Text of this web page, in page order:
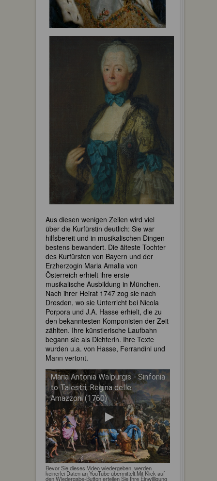
Aus diesen wenigen Zeilen wird viel
über die Kurfürstin deutlich: Sie war
hilfsbereit und in musikalischen Dingen
bestens bewandert. Die älteste Tochter
des Kurfürsten von Bayern und der
Erzherzogin Maria Amalia von
Österreich erhielt ihre erste
musikalische Ausbildung in München.
Nach ihrer Heirat 1747 zog sie nach
Dresden, wo sie Unterricht bei Nicola
Porpora und J.A. Hasse erhielt, die zu
den bekanntesten Komponisten der Zeit
zählten. Ihre künstlerische Laufbahn
begann sie als Dichterin. Ihre Texte
wurden u.a. von Hasse, Ferrandini und
Mann vertont.
Maria Antonia Walpurgis - Sinfonia
to Talestri, Regina delle
Amazzoni (1760)
Bevor Sie dieses Video wiedergeben, werden
keinerlei Daten an YouTube übermittelt.Mit Klick auf
den Wiedergabe-Button erteilen Sie Ihre Einwilligung